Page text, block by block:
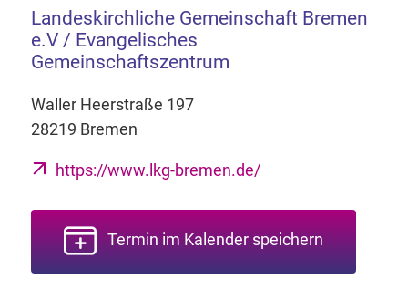
Landeskirchliche Gemeinschaft Bremen
e.V / Evangelisches
Gemeinschaftszentrum
Waller Heerstraße 197
28219 Bremen
https://www.lkg-bremen.de/
Termin im Kalender speichern